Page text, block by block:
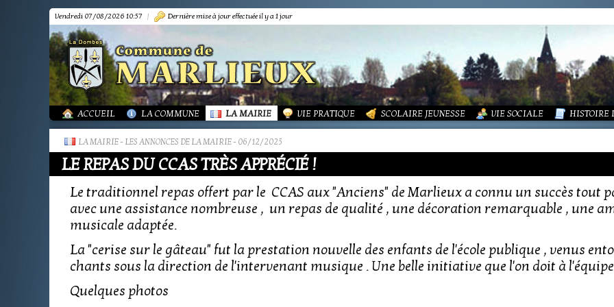
Vendredi 07/08/2026 10:57 | Dernière mise à jour effectuée il y a 1 jour
ACCUEIL LA COMMUNE LA MAIRIE VIE PRATIQUE SCOLAIRE JEUNESSE VIE SOCIALE HISTOIRE
LA MAIRIE- LES ANNONCES DE LA MAIRIE- 06/12/2025
LE REPAS DU CCAS TRÈS APPRÉCIÉ !
Le traditionnel repas offert par le CCAS aux "Anciens" de Marlieux a connu un succès tout
avec une assistance nombreuse , un repas de qualité , une décoration remarquable , une
musicale adaptée.
La "cerise sur le gâteau" fut la prestation nouvelle des enfants de l'école publique , venus
chants sous la direction de l'intervenant musique . Une belle initiative que l'on doit à l'équipe
Quelques photos
PRÉSENTATION
TOURISME-COMMERCES-ARTISANS
MARPA LE RENON
VIE LOCALE
ACTUALITÉS
BIBLIOTHÈQUE
PLAN LOCAL URBANISME (PLU)
LES ANNONCES DE LA MAIRIE
PUBLICATIONS
ORDURES MÉNAGÈRES ET ASSAINISSEMENT
ASSOCIATIONS
LA VIE DES ASSOCIATIONS
GROUPEMENT PAROISSIAL
ECOLE PUBLIQUE - INFORMATIONS
PÔLE ENFANCE
ECOLE PRIVÉE
ACTION SOCIALE
LA PETITE
PHOTOS